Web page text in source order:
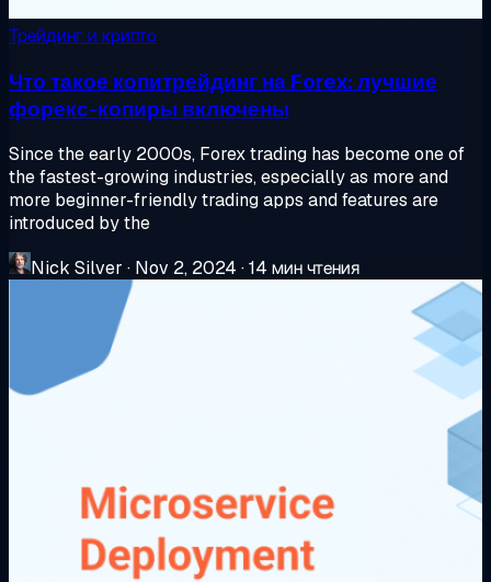
Трейдинг и крипто
Что такое копитрейдинг на Forex: лучшие
форекс-копиры включены
Since the early 2000s, Forex trading has become one of
the fastest-growing industries, especially as more and
more beginner-friendly trading apps and features are
introduced by the
Nick Silver · Nov 2, 2024 ·14 мин чтения